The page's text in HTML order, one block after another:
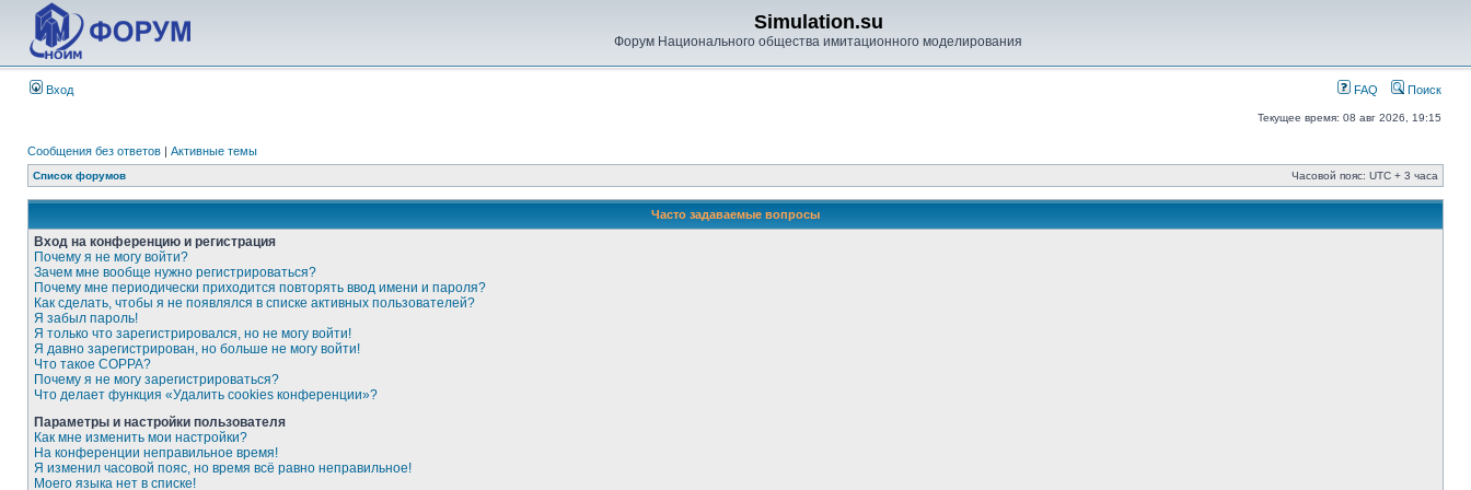
Simulation.su
Форум Национального общества имитационного моделирования
Вход FAQ Поиск
Текущее время: 08 авг 2026, 19:15
Сообщения без ответов | Активные темы
Список форумов Часовой пояс: UTC + 3 часа
Часто задаваемые вопросы
Вход на конференцию и регистрация
Почему я не могу войти?
Зачем мне вообще нужно регистрироваться?
Почему мне периодически приходится повторять ввод имени и пароля?
Как сделать, чтобы я не появлялся в списке активных пользователей?
Я забыл пароль!
Я только что зарегистрировался, но не могу войти!
Я давно зарегистрирован, но больше не могу войти!
Что такое COPPA?
Почему я не могу зарегистрироваться?
Что делает функция «Удалить cookies конференции»?
Параметры и настройки пользователя
Как мне изменить мои настройки?
На конференции неправильное время!
Я изменил часовой пояс, но время всё равно неправильное!
Моего языка нет в списке!